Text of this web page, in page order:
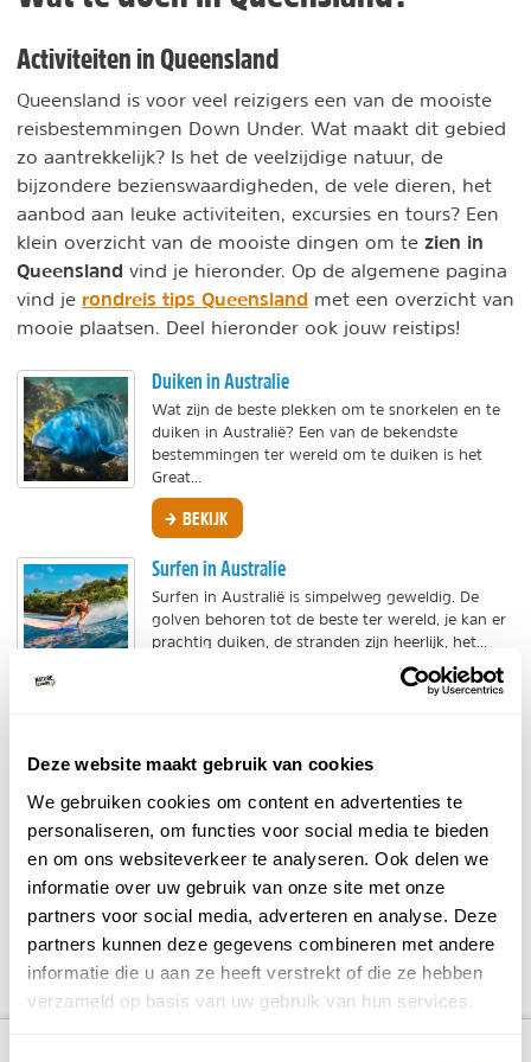
Deze website maakt gebruik van cookies
We gebruiken cookies om content en advertenties te
personaliseren, om functies voor social media te bieden
en om ons websiteverkeer te analyseren. Ook delen we
informatie over uw gebruik van onze site met onze
partners voor social media, adverteren en analyse. Deze
partners kunnen deze gegevens combineren met andere
informatie die u aan ze heeft verstrekt of die ze hebben
verzameld op basis van uw gebruik van hun services.
Activiteiten in Queensland
Queensland is voor veel reizigers een van de mooiste
reisbestemmingen Down Under. Wat maakt dit gebied
zo aantrekkelijk? Is het de veelzijdige natuur, de
bijzondere bezienswaardigheden, de vele dieren, het
aanbod aan leuke activiteiten, excursies en tours? Een
klein overzicht van de mooiste dingen om te zien in
Queensland vind je hieronder. Op de algemene pagina
vind je rondreis tips Queensland met een overzicht van
mooie plaatsen. Deel hieronder ook jouw reistips!
Duiken in Australie
Wat zijn de beste plekken om te snorkelen en te
duiken in Australië? Een van de bekendste
bestemmingen ter wereld om te duiken is het
Great...
BEKIJK
Surfen in Australie
Surfen in Australië is simpelweg geweldig. De
golven behoren tot de beste ter wereld, je kan er
prachtig duiken, de stranden zijn heerlijk, het...
Australië biedt fantastische mogelijkheden om te
ongereptheid van veel wandelgebieden en het...
BEKIJK
Deel deze pagina! DELEN OP FACEBOOK
DELEN OP XDELEN VIA DE MAIL
DELEN OP PINTEREST
DELEN OP